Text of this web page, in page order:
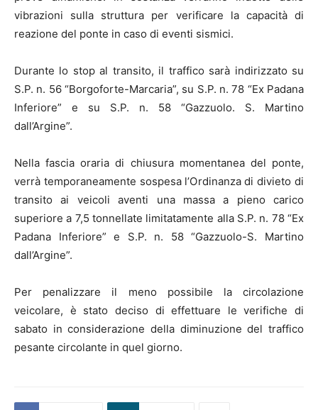
vibrazioni sulla struttura per verificare la capacità di
reazione del ponte in caso di eventi sismici.
Durante lo stop al transito, il traffico sarà indirizzato su
S.P. n. 56 “Borgoforte-Marcaria”, su S.P. n. 78 “Ex Padana
Inferiore” e su S.P. n. 58 “Gazzuolo. S. Martino
dall’Argine”.
Nella fascia oraria di chiusura momentanea del ponte,
verrà temporaneamente sospesa l’Ordinanza di divieto di
transito ai veicoli aventi una massa a pieno carico
superiore a 7,5 tonnellate limitatamente alla S.P. n. 78 “Ex
Padana Inferiore” e S.P. n. 58 “Gazzuolo-S. Martino
dall’Argine”.
Per penalizzare il meno possibile la circolazione
veicolare, è stato deciso di effettuare le verifiche di
sabato in considerazione della diminuzione del traffico
pesante circolante in quel giorno.